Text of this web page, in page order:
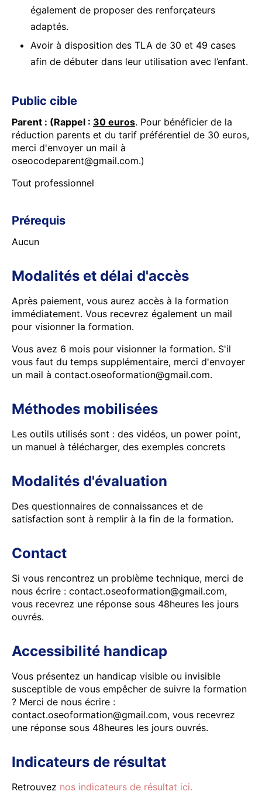
également de proposer des renforçateurs
adaptés.
Avoir à disposition des TLA de 30 et 49 cases
afin de débuter dans leur utilisation avec l’enfant.
Public cible
Parent : (Rappel : 30 euros. Pour bénéficier de la
réduction parents et du tarif préférentiel de 30 euros,
merci d'envoyer un mail à
oseocodeparent@gmail.com.)
Tout professionnel
Prérequis
Aucun
Modalités et délai d'accès
Après paiement, vous aurez accès à la formation
immédiatement. Vous recevrez également un mail
pour visionner la formation.
Vous avez 6 mois pour visionner la formation. S'il
vous faut du temps supplémentaire, merci d'envoyer
un mail à contact.oseoformation@gmail.com.
Méthodes mobilisées
Les outils utilisés sont : des vidéos, un power point,
un manuel à télécharger, des exemples concrets
Modalités d'évaluation
Des questionnaires de connaissances et de
satisfaction sont à remplir à la fin de la formation.
Contact
Si vous rencontrez un problème technique, merci de
nous écrire : contact.oseoformation@gmail.com,
vous recevrez une réponse sous 48heures les jours
ouvrés.
Accessibilité handicap
Vous présentez un handicap visible ou invisible
susceptible de vous empêcher de suivre la formation
? Merci de nous écrire :
contact.oseoformation@gmail.com, vous recevrez
une réponse sous 48heures les jours ouvrés.
Indicateurs de résultat
Retrouvez nos indicateurs de résultat ici.